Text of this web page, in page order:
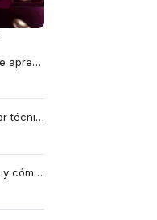
¿Cuál es la forma correcta de aprender a leer las acciones?
Bandas de Bollinger: indicador técnico basado en volatilidad
Qué es confluencia en Forex y cómo puede cambiar tu forma de operar